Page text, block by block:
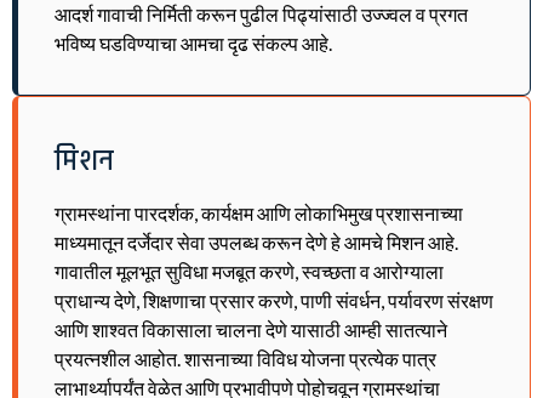
आदर्श गावाची निर्मिती करून पुढील पिढ्यांसाठी उज्ज्वल व प्रगत
भविष्य घडविण्याचा आमचा दृढ संकल्प आहे.
मिशन
ग्रामस्थांना पारदर्शक, कार्यक्षम आणि लोकाभिमुख प्रशासनाच्या
माध्यमातून दर्जेदार सेवा उपलब्ध करून देणे हे आमचे मिशन आहे.
गावातील मूलभूत सुविधा मजबूत करणे, स्वच्छता व आरोग्याला
प्राधान्य देणे, शिक्षणाचा प्रसार करणे, पाणी संवर्धन, पर्यावरण संरक्षण
आणि शाश्वत विकासाला चालना देणे यासाठी आम्ही सातत्याने
प्रयत्नशील आहोत. शासनाच्या विविध योजना प्रत्येक पात्र
लाभार्थ्यापर्यंत वेळेत आणि प्रभावीपणे पोहोचवून ग्रामस्थांचा